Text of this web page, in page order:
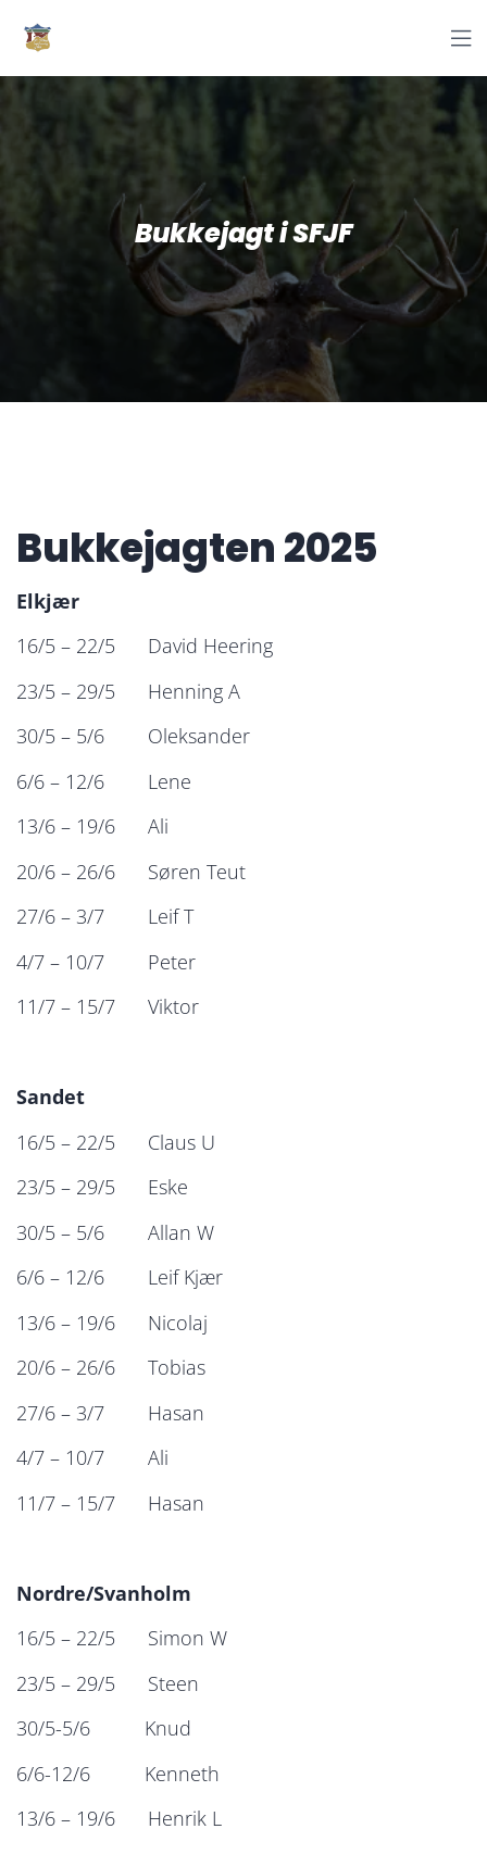

Bukkejagt i SFJF
Bukkejagten 2025
Elkjær
16/5 – 22/5 David Heering
23/5 – 29/5 Henning A
30/5 – 5/6 Oleksander
6/6 – 12/6 Lene
13/6 – 19/6 Ali
20/6 – 26/6 Søren Teut
27/6 – 3/7 Leif T
4/7 – 10/7 Peter
11/7 – 15/7 Viktor
Sandet
16/5 – 22/5 Claus U
23/5 – 29/5 Eske
30/5 – 5/6 Allan W
6/6 – 12/6 Leif Kjær
13/6 – 19/6 Nicolaj
20/6 – 26/6 Tobias
27/6 – 3/7 Hasan
4/7 – 10/7 Ali
11/7 – 15/7 Hasan
Nordre/Svanholm
16/5 – 22/5 Simon W
23/5 – 29/5 Steen
30/5-5/6 Knud
6/6-12/6 Kenneth
13/6 – 19/6 Henrik L